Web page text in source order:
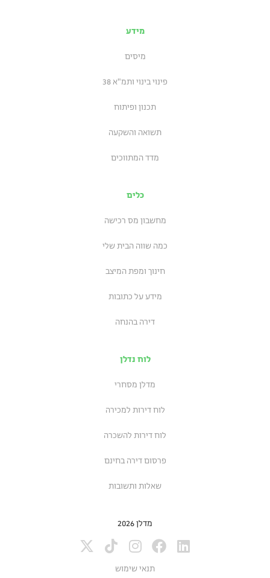
מידע
מיסים
פינוי בינוי ותמ"א 38
תכנון ופיתוח
תשואה והשקעה
מדד המתווכים
כלים
מחשבון מס רכישה
כמה שווה הבית שלי
חינוך ומפת המיצב
מידע על כתובות
דירה בהנחה
לוח נדלן
מדלן מסחרי
לוח דירות למכירה
לוח דירות להשכרה
פרסום דירה בחינם
שאלות ותשובות
מדלן 2026
תנאי שימוש